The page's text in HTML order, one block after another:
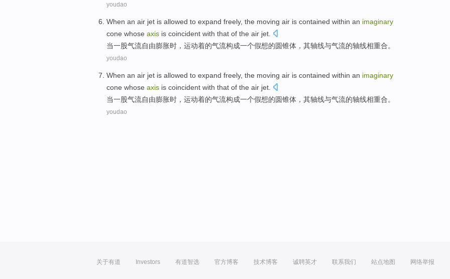
youdao
When an air jet is allowed to expand freely, the moving air is contained within an imaginary
cone whose axis is coincident with that of the air jet
当一股气流自由膨胀时， 运动着的气流构成一个假想的圆锥体 ，其轴线与气流的轴线相重合。
youdao
When an air jet is allowed to expand freely, the moving air is contained within an imaginary
cone whose axis is coincident with that of the air jet
当一股气流自由膨胀时， 运动着的气流构成一个假想的圆锥体 ，其轴线与气流的轴线相重合。
youdao
关于有道 Investors 有道智选 官方博客 技术博客 诚聘英才 联系我们 站点地图 网络举报